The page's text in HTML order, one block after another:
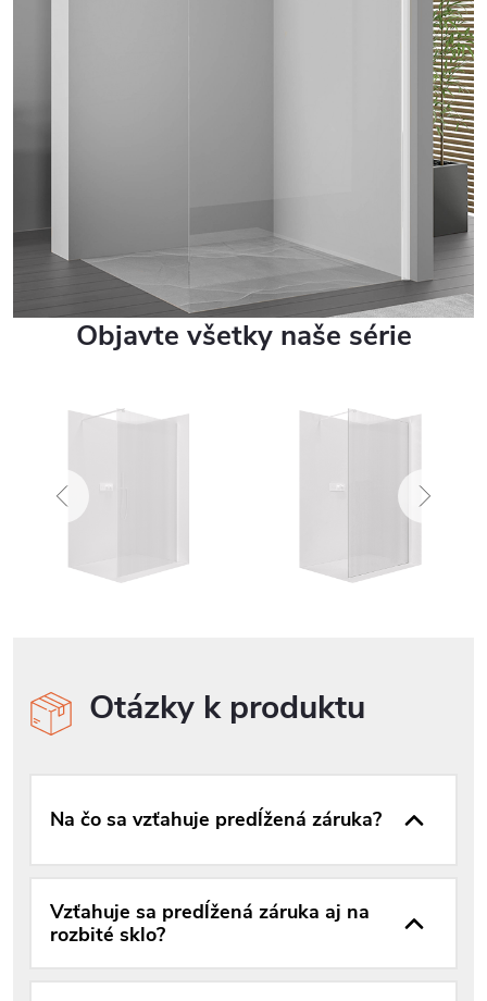
Objavte všetky naše série
Otázky k produktu
Na čo sa vzťahuje predĺžená záruka?
Vzťahuje sa predĺžená záruka aj na
rozbité sklo?